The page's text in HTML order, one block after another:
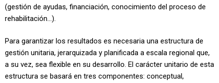
(gestión de ayudas, financiación, conocimiento del proceso de
rehabilitación…).
Para garantizar los resultados es necesaria una estructura de
gestión unitaria, jerarquizada y planificada a escala regional que,
a su vez, sea flexible en su desarrollo. El carácter unitario de esta
estructura se basará en tres componentes: conceptual,